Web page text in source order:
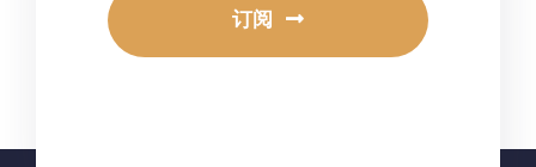
订阅